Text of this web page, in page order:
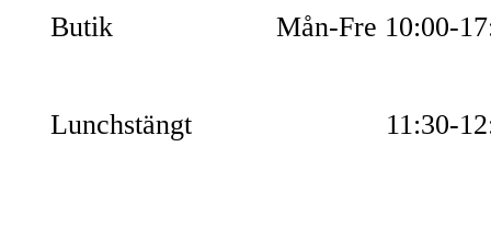
Butik Mån-Fre 10:00-
Lunchstängt 11:30-